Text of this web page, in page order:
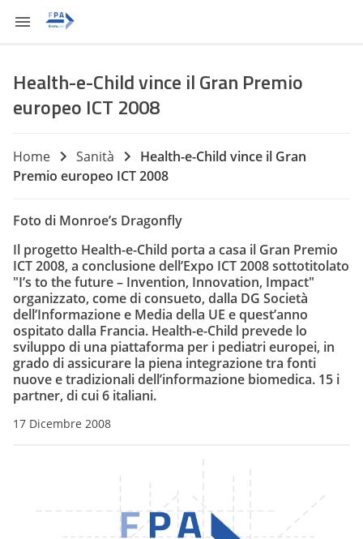
Health-e-Child vince il Gran Premio
europeo ICT 2008
Home Sanità
Health-e-Child vince il Gran
Premio europeo ICT 2008
Foto di Monroe’s Dragonfly
Il progetto Health-e-Child porta a casa il Gran Premio
ICT 2008, a conclusione dell’Expo ICT 2008sottotitolato
"I’s to the future – Invention, Innovation, Impact"
organizzato, come di consueto, dalla DG Società
dell’Informazione e Media della UE e quest’anno
ospitato dalla Francia. Health-e-Child prevede lo
sviluppo di una piattaforma per i pediatri europei, in
grado di assicurare la piena integrazione tra fonti
nuove e tradizionali dell’informazione biomedica. 15 i
partner, di cui 6 italiani.
17 Dicembre 2008